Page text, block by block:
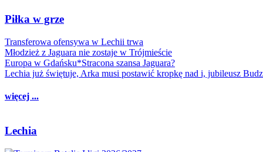
Piłka w grze
Transferowa ofensywa w Lechii trwa
Młodzież z Jaguara nie zostaje w Trójmieście
Europa w Gdańsku*Stracona szansa Jaguara?
Lechia już świętuje, Arka musi postawić kropkę nad i, jubileusz
więcej ...
Lechia